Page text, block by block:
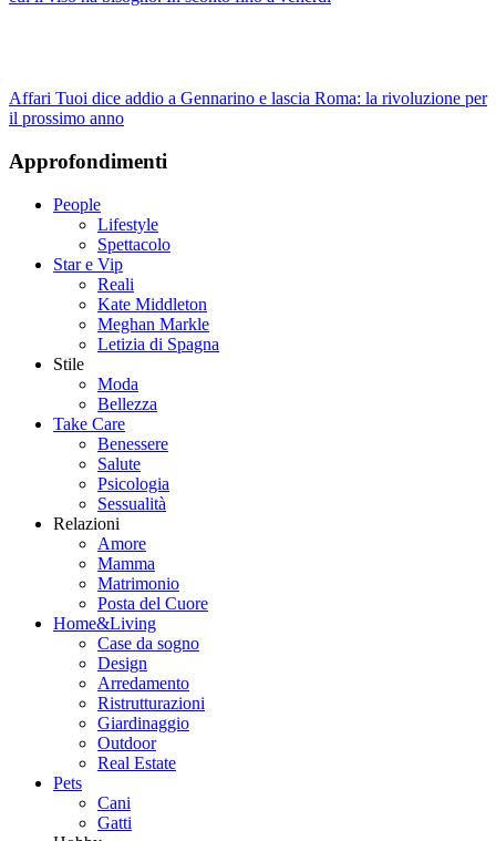
Affari Tuoi dice addio a Gennarino e lascia Roma: la rivoluzione per
il prossimo anno
Approfondimenti
People
Lifestyle
Spettacolo
Star e Vip
Reali
Kate Middleton
Meghan Markle
Letizia di Spagna
Stile
Moda
Bellezza
Take Care
Benessere
Salute
Psicologia
Sessualità
Relazioni
Amore
Mamma
Matrimonio
Posta del Cuore
Home&Living
Case da sogno
Design
Arredamento
Ristrutturazioni
Giardinaggio
Outdoor
Real Estate
Pets
Cani
Gatti